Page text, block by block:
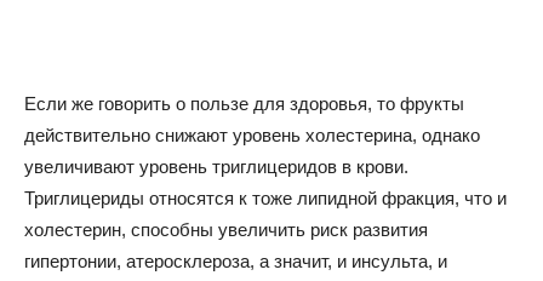
Если же говорить о пользе для здоровья, то фрукты
действительно снижают уровень холестерина, однако
увеличивают уровень триглицеридов в крови.
Триглицериды относятся к тоже липидной фракция, что и
холестерин, способны увеличить риск развития
гипертонии, атеросклероза, а значит, и инсульта, и